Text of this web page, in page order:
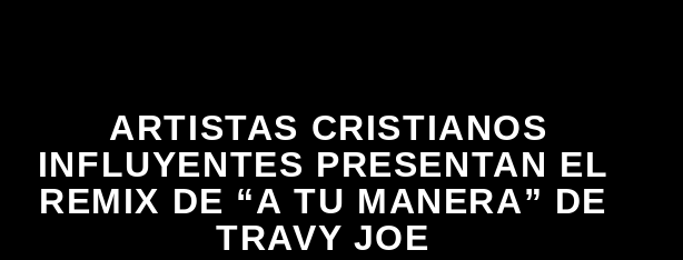
ARTISTAS CRISTIANOS
INFLUYENTES PRESENTAN EL
REMIX DE “A TU MANERA” DE
TRAVY JOE